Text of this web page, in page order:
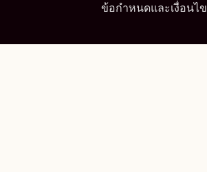
ข้อกำหนดและเงื่อนไข